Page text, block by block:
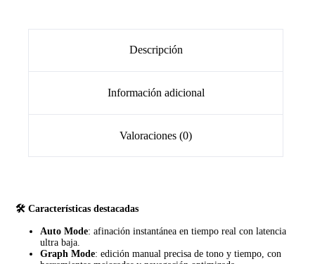
Descripción
Información adicional
Valoraciones (0)
🛠️ Características destacadas
Auto Mode: afinación instantánea en tiempo real con latencia
ultra baja.
Graph Mode: edición manual precisa de tono y tiempo, con